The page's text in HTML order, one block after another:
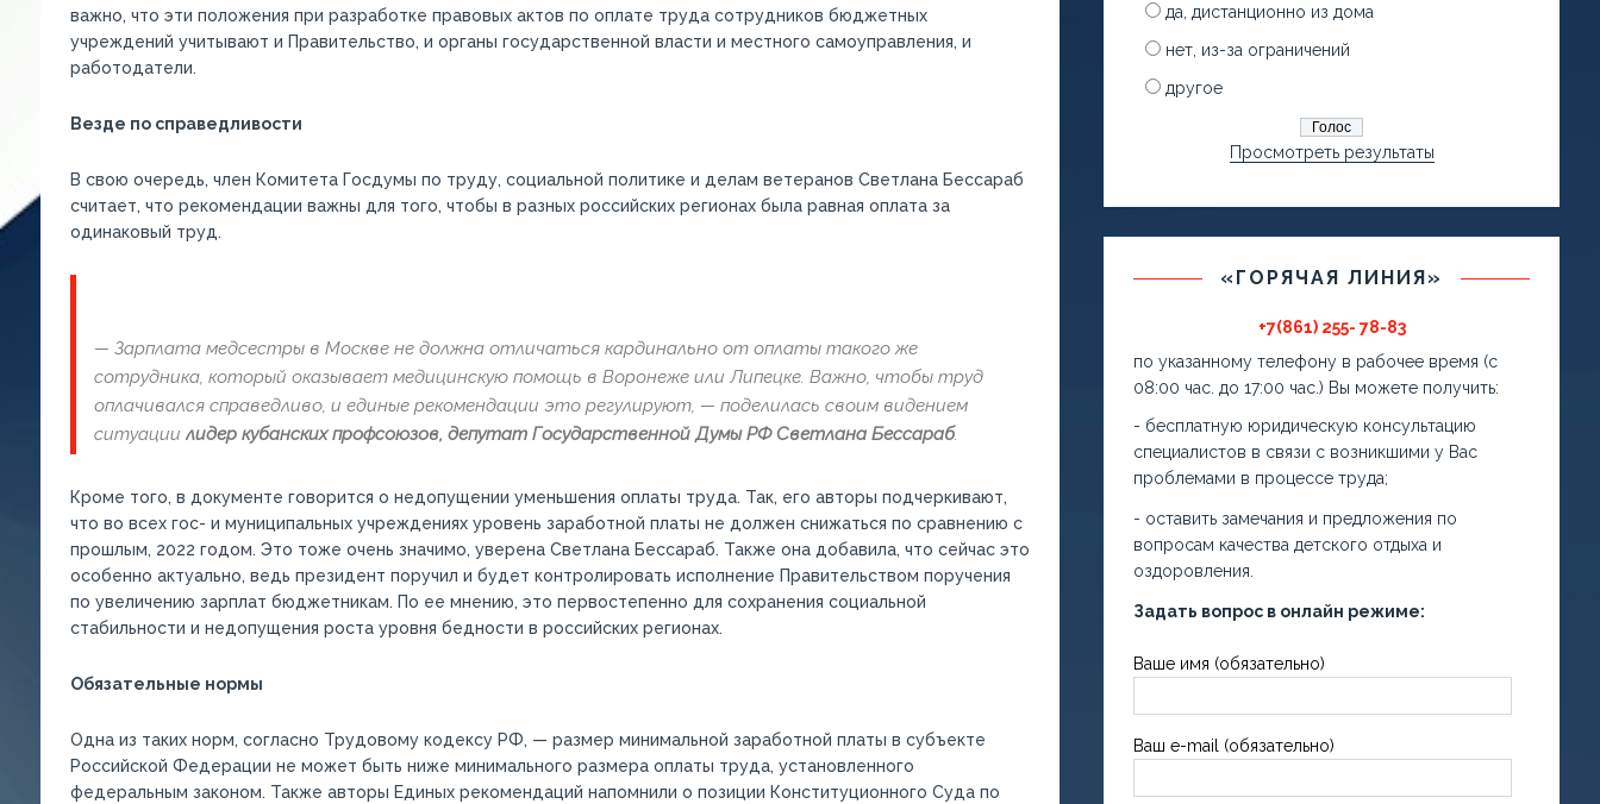
важно, что эти положения при разработке правовых актов по оплате труда сотрудников бюджетных
учреждений учитывают и Правительство, и органы государственной власти и местного самоуправления, и
работодатели.
Везде по справедливости
В свою очередь, член Комитета Госдумы по труду, социальной политике и делам ветеранов Светлана Бессараб
считает, что рекомендации важны для того, чтобы в разных российских регионах была равная оплата за
одинаковый труд.
— Зарплата медсестры в Москве не должна отличаться кардинально от оплаты такого же
сотрудника, который оказывает медицинскую помощь в Воронеже или Липецке. Важно, чтобы труд
оплачивался справедливо, и единые рекомендации это регулируют, — поделилась своим видением
ситуации лидер кубанских профсоюзов, депутат Государственной Думы РФ Светлана Бессараб.
Кроме того, в документе говорится о недопущении уменьшения оплаты труда. Так, его авторы подчеркивают,
что во всех гос- и муниципальных учреждениях уровень заработной платы не должен снижаться по сравнению с
прошлым, 2022 годом. Это тоже очень значимо, уверена Светлана Бессараб. Также она добавила, что сейчас это
особенно актуально, ведь президент поручил и будет контролировать исполнение Правительством поручения
по увеличению зарплат бюджетникам. По ее мнению, это первостепенно для сохранения социальной
стабильности и недопущения роста уровня бедности в российских регионах.
Обязательные нормы
Одна из таких норм, согласно Трудовому кодексу РФ, — размер минимальной заработной платы в субъекте
Российской Федерации не может быть ниже минимального размера оплаты труда, установленного
федеральным законом. Также авторы Единых рекомендаций напомнили о позиции Конституционного Суда по
да, дистанционно из дома
нет, из-за ограничений
другое
Просмотреть результаты
«ГОРЯЧАЯ ЛИНИЯ»
+7(861) 255- 78-83
по указанному телефону в рабочее время (с
08:00 час. до 17:00 час.) Вы можете получить:
- бесплатную юридическую консультацию
специалистов в связи с возникшими у Вас
проблемами в процессе труда;
- оставить замечания и предложения по
вопросам качества детского отдыха и
оздоровления.
Задать вопрос в онлайн режиме:
Ваше имя (обязательно)
Ваш e-mail (обязательно)